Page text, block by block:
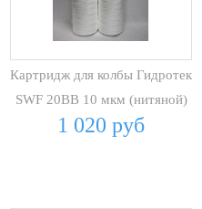
Картридж для колбы Гидротек
SWF 20BB 10 мкм (нитяной)
1 020 руб